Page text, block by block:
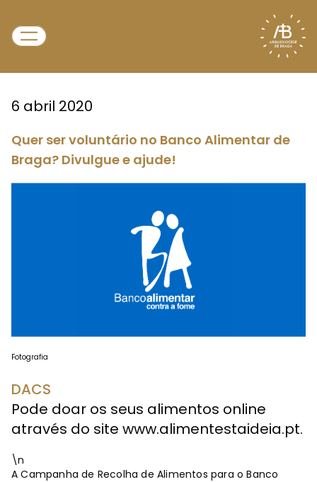
6 abril 2020
Quer ser voluntário no Banco Alimentar de
Braga? Divulgue e ajude!
Fotografia
DACS
Pode doar os seus alimentos online
através do site www.alimentestaideia.pt.
\n
A Campanha de Recolha de Alimentos para o Banco